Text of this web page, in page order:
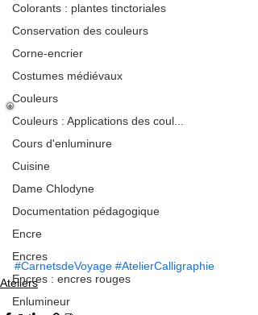
Colorants : plantes tinctoriales
Conservation des couleurs
Corne-encrier
Costumes médiévaux
Couleurs
Couleurs : Applications des coul...
Cours d'enluminure
Cuisine
Dame Chlodyne
Documentation pédagogique
Encre
Encres
Encres : encres rouges
Enlumineur
#CarnetsdeVoyage #AtelierCalligraphie
Ateliers